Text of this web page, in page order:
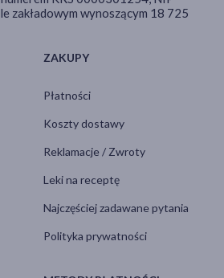
ZAKUPY
Płatności
Koszty dostawy
Reklamacje / Zwroty
Leki na receptę
Najczęściej zadawane pytania
Polityka prywatności
zakładowym wynoszącym 18 725